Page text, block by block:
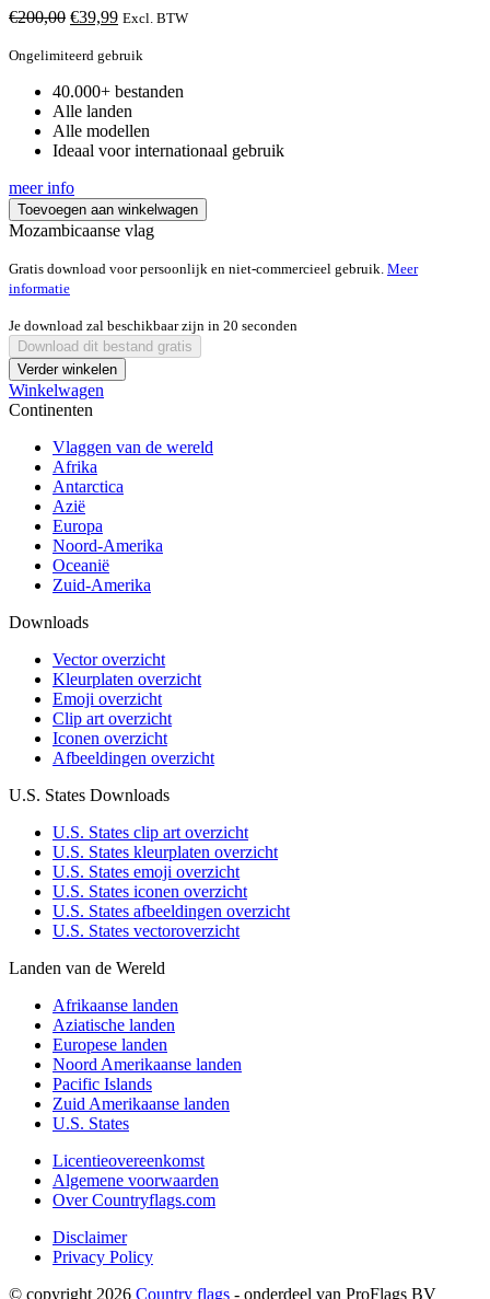
€200,00 Oorspronkelijke
was:
€39,99Huidige
is:
Excl. BTW
Ongelimiteerd gebruik
40.000+ bestanden
Alle landen
Alle modellen
Ideaal voor internationaal gebruik
meer info
Toevoegen aan winkelwagen
Mozambicaanse vlag
Gratis download voor persoonlijk en niet-commercieel gebruik. Meer
informatie
Je download zal beschikbaar zijn in 20 seconden
Download dit bestand gratis
Verder winkelen
Winkelwagen
Continenten
Vlaggen van de wereld
Afrika
Antarctica
Azië
Europa
Noord-Amerika
Oceanië
Zuid-Amerika
Downloads
Vector overzicht
Kleurplaten overzicht
Emoji overzicht
Clip art overzicht
Iconen overzicht
Afbeeldingen overzicht
U.S. States Downloads
U.S. States clip art overzicht
U.S. States kleurplaten overzicht
U.S. States emoji overzicht
U.S. States iconen overzicht
U.S. States afbeeldingen overzicht
U.S. States vectoroverzicht
Landen van de Wereld
Afrikaanse landen
Aziatische landen
Europese landen
Noord Amerikaanse landen
Pacific Islands
Zuid Amerikaanse landen
U.S. States
Licentieovereenkomst
Algemene voorwaarden
Over Countryflags.com
Disclaimer
Privacy Policy
© copyright 2026 Country flags - onderdeel van ProFlags BV